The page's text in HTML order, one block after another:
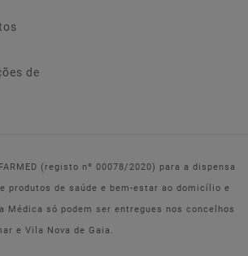
de
(registo nº 00078/2020) para a dispensa
produtos de saúde e bem-estar ao domicílio e
só podem ser entregues nos concelhos
e Vila Nova de Gaia.